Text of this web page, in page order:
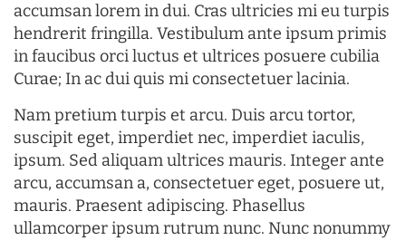
accumsan lorem in dui. Cras ultricies mi eu turpis
hendrerit fringilla. Vestibulum ante ipsum primis
in faucibus orci luctus et ultrices posuere cubilia
Curae; In ac dui quis mi consectetuer lacinia.
Nam pretium turpis et arcu. Duis arcu tortor,
suscipit eget, imperdiet nec, imperdiet iaculis,
ipsum. Sed aliquam ultrices mauris. Integer ante
arcu, accumsan a, consectetuer eget, posuere ut,
mauris. Praesent adipiscing. Phasellus
ullamcorper ipsum rutrum nunc. Nunc nonummy